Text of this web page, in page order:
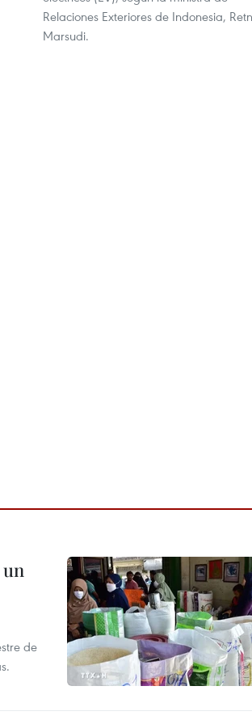
Relaciones Exteriores de Indonesia,
Marsudi.
de